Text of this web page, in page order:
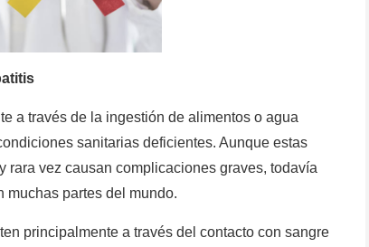
a través de la ingestión de alimentos o agua
sanitarias deficientes. Aunque estas
rara vez causan complicaciones graves, todavía
muchas partes del mundo.
principalmente a través del contacto con sangre